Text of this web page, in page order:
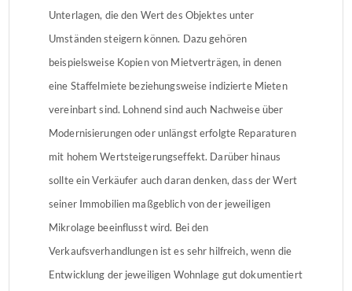
Unterlagen, die den Wert des Objektes unter
Umständen steigern können. Dazu gehören
beispielsweise Kopien von Mietverträgen, in denen
eine Staffelmiete beziehungsweise indizierte Mieten
vereinbart sind. Lohnend sind auch Nachweise über
Modernisierungen oder unlängst erfolgte Reparaturen
mit hohem Wertsteigerungseffekt. Darüber hinaus
sollte ein Verkäufer auch daran denken, dass der Wert
seiner Immobilien maßgeblich von der jeweiligen
Mikrolage beeinflusst wird. Bei den
Verkaufsverhandlungen ist es sehr hilfreich, wenn die
Entwicklung der jeweiligen Wohnlage gut dokumentiert